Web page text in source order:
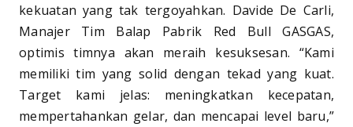
kekuatan yang tak tergoyahkan. Davide De Carli,
Manajer Tim Balap Pabrik Red Bull GASGAS,
optimis timnya akan meraih kesuksesan. “Kami
memiliki tim yang solid dengan tekad yang kuat.
Target kami jelas: meningkatkan kecepatan,
mempertahankan gelar, dan mencapai level baru,”